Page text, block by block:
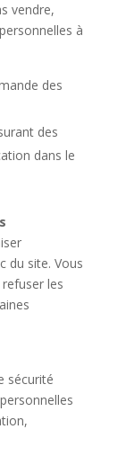
vendre,
à
des
des
dans le
du site. Vous
les
sécurité